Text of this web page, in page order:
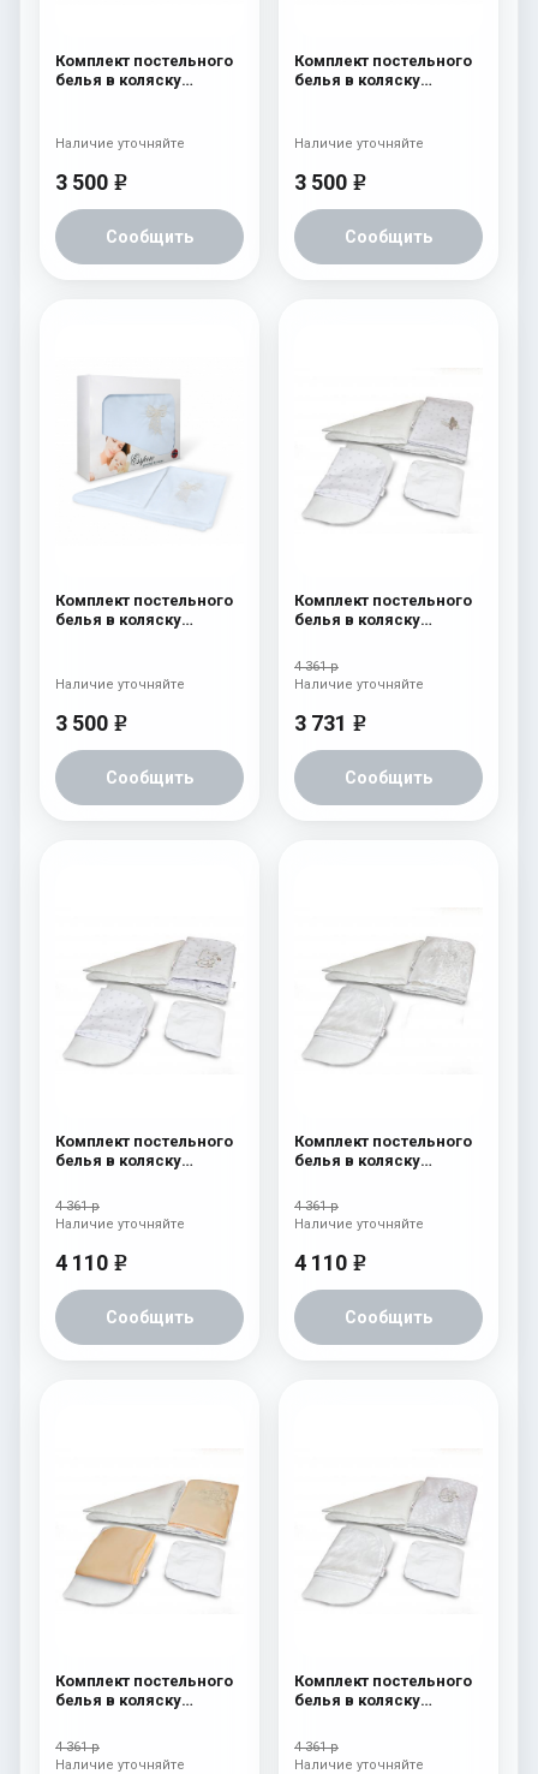
Комплект постельного
белья в коляску
Голубой
3 500 e
Сообщить
Наличие уточняйте
Комплект постельного
белья в коляску
3 500 e
Сообщить
Наличие уточняйте
Комплект постельного
белья в коляску
Голубой
3 500 e
Сообщить
Наличие уточняйте
Комплект постельного
белья в коляску
предметов Бабочка
4 361 р
3 731 e
Сообщить
Наличие уточняйте
Комплект постельного
белья в коляску
предметов Зайка
4 361 р
4 110 e
Сообщить
Наличие уточняйте
Комплект постельного
белья в коляску
предметов Сказка
4 361 р
4 110 e
Сообщить
Наличие уточняйте
Комплект постельного
белья в коляску
предметов Сказка
4 361 р
Наличие уточняйте
Комплект постельного
белья в коляску
предметов Зайка
4 361 р
Наличие уточняйте